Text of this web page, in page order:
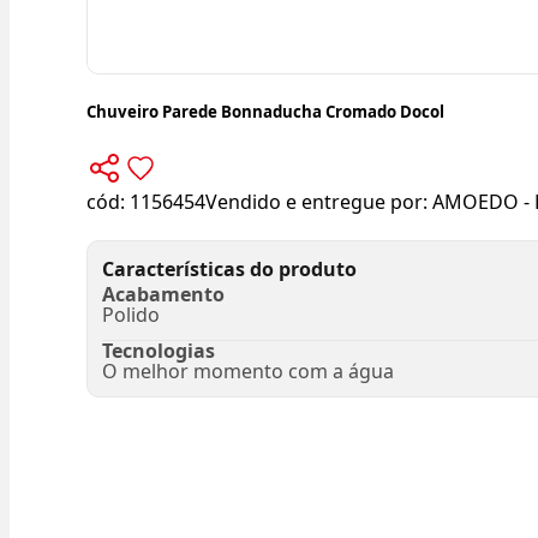
Chuveiro Parede Bonnaducha Cromado Docol
cód: 1156454Vendido e entregue por: AMOEDO -
Características do produto
Acabamento
Polido
Tecnologias
O melhor momento com a água